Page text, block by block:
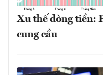
Xu thế dòng tiền:
cung cầu